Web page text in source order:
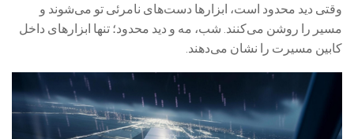
وقتی دید محدود است، ابزارها دست‌های نامرئی تو می‌شوند و
مسیر را روشن می‌کنند. شب، مه و دید محدود؛ تنها ابزارهای داخل
کابین مسیرت را نشان می‌دهند.